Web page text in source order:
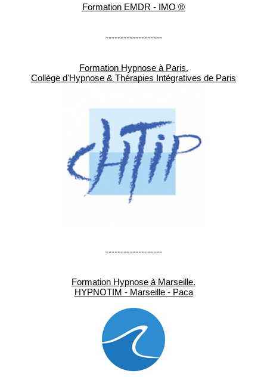
Formation EMDR - IMO ®
-------------------
Formation Hypnose à Paris.
Collège d'Hypnose & Thérapies Intégratives de Paris
-------------------
Formation Hypnose à Marseille.
HYPNOTIM - Marseille - Paca